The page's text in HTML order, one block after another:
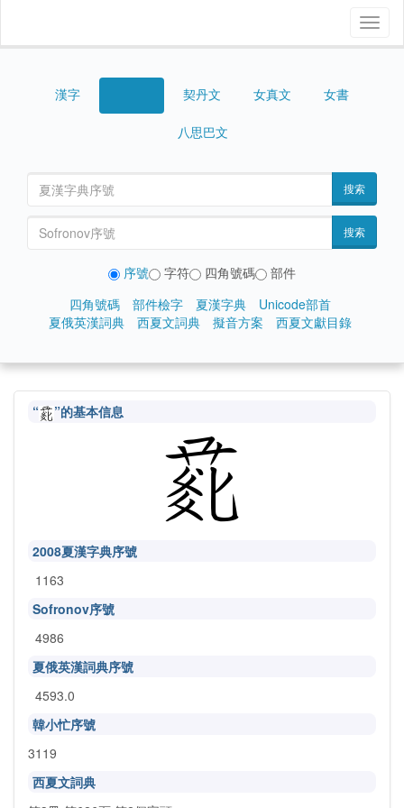
漢字 契丹文 女真文 女書
八思巴文
搜索
搜索
序號 字符 四角號碼
部件
四角號碼
部件檢字 夏漢字典
Unicode部首
夏俄英漢詞典
西夏文詞典 擬音方案 西夏文獻目錄
“ ”的基本信息
2008夏漢字典序號
1163
Sofronov序號
4986
夏俄英漢詞典序號
4593.0
韓小忙序號
3119
西夏文詞典